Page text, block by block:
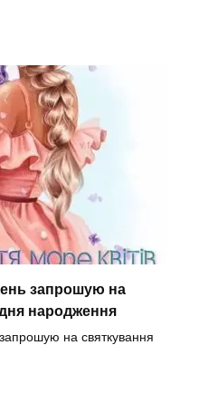
запрошую на
народження
на святкування